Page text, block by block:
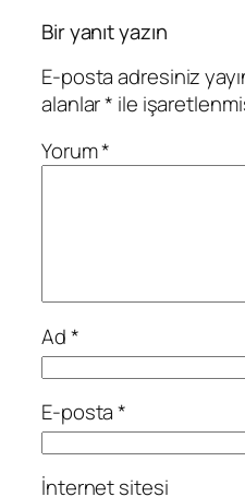
Bir yanıt yazın
E-posta adresiniz
alanlar* ile
Yorum*
Ad*
E-posta*
İnternet sitesi